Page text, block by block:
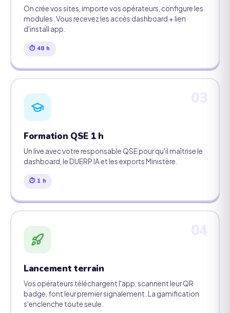
On crée vos sites, importe vos opérateurs, configure les
modules. Vous recevez les accès dashboard + lien
d'install app.
⏱ 48 h
Formation QSE 1 h
Un live avec votre responsable QSE pour qu'il maîtrise le
dashboard, le DUERP IA et les exports Ministère.
⏱ 1 h
Lancement terrain
Vos opérateurs téléchargent l'app, scannent leur QR
badge, font leur premier signalement. La gamification
s'enclenche toute seule.